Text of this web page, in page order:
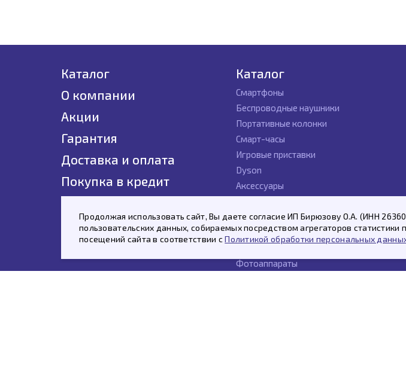
Продолжая использовать сайт, Вы даете согласие ИП Бирюзову О.А. (ИНН
пользовательских данных, собираемых посредством агрегаторов статистики
посещений сайта в соответствии сПолитикой обработки персональных
Каталог
О компании
Акции
Гарантия
Доставка и оплата
Покупка в кредит
Каталог
Смартфоны
Беспроводные наушники
Портативные колонки
Смарт-часы
Игровые приставки
Dyson
Аксессуары
Новинки
Планшеты
Умные колонки Яндекс.Станция
Фотоаппараты